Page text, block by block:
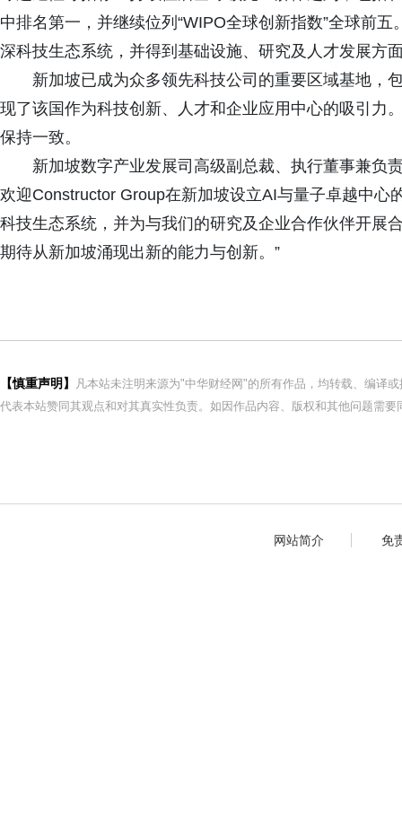
中排名第一，并继续位列“WIPO全球创新指数”全球前
深科技生态系统，并得到基础设施、研究及人才发展方
新加坡已成为众多领先科技公司的重要区域基地，
现了该国作为科技创新、人才和企业应用中心的吸引力
保持一致。
新加坡数字产业发展司高级副总裁、执行董事兼负
欢迎Constructor Group在新加坡设立AI与量子卓越中
科技生态系统，并为与我们的研究及企业合作伙伴开展
期待从新加坡涌现出新的能力与创新。”
【慎重声明】
凡本站未注明来源为"中华财经网"的所有作品，均转载、编译
代表本站赞同其观点和对其真实性负责。如因作品内容、版权和其他问题需
网站简介 免